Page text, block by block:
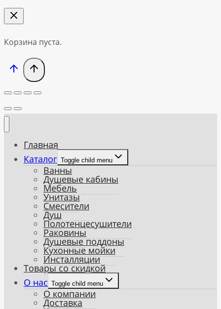
Корзина пуста.
Главная
Каталог Toggle child menu
Ванны
Душевые кабины
Мебель
Унитазы
Смесители
Душ
Полотенцесушители
Раковины
Душевые поддоны
Кухонные мойки
Инсталляции
Товары со скидкой
О нас Toggle child menu
О компании
Доставка